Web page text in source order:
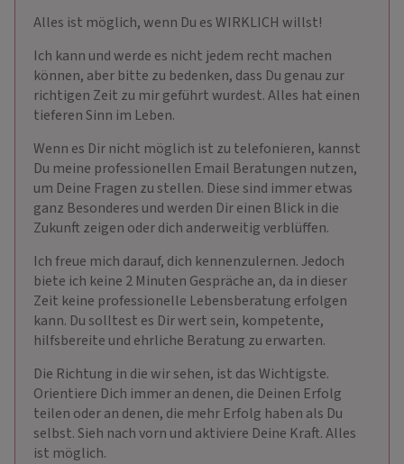
Alles ist möglich, wenn Du es WIRKLICH willst!
Ich kann und werde es nicht jedem recht machen
können, aber bitte zu bedenken, dass Du genau zur
richtigen Zeit zu mir geführt wurdest. Alles hat einen
tieferen Sinn im Leben.
Wenn es Dir nicht möglich ist zu telefonieren, kannst
Du meine professionellen Email Beratungen nutzen,
um Deine Fragen zu stellen. Diese sind immer etwas
ganz Besonderes und werden Dir einen Blick in die
Zukunft zeigen oder dich anderweitig verblüffen.
Ich freue mich darauf, dich kennenzulernen. Jedoch
biete ich keine 2 Minuten Gespräche an, da in dieser
Zeit keine professionelle Lebensberatung erfolgen
kann. Du solltest es Dir wert sein, kompetente,
hilfsbereite und ehrliche Beratung zu erwarten.
Die Richtung in die wir sehen, ist das Wichtigste.
Orientiere Dich immer an denen, die Deinen Erfolg
teilen oder an denen, die mehr Erfolg haben als Du
selbst. Sieh nach vorn und aktiviere Deine Kraft. Alles
ist möglich.